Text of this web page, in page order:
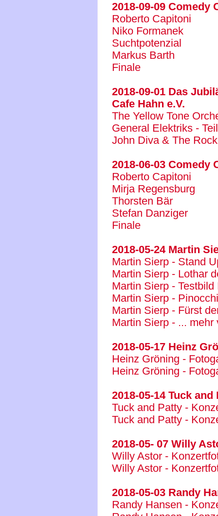
2018-09-09 Comedy
Roberto Capitoni
Niko Formanek
Suchtpotenzial
Markus Barth
Finale
2018-09-01 Das
Cafe Hahn e.V.
The Yellow Tone
General Elektriks -
John Diva & The
2018-06-03 Comedy
Roberto Capitoni
Mirja Regensburg
Thorsten Bär
Stefan Danziger
Finale
2018-05-24 Martin
Martin Sierp - Stand
Martin Sierp - Lothar
Martin Sierp - Testbild
Martin Sierp -
Martin Sierp - Fürst
Martin Sierp - ...
2018-05-17 Heinz
Heinz Gröning -
Heinz Gröning -
2018-05-14 Tuck and
Tuck and Patty -
Tuck and Patty -
2018-05- 07 Willy
Willy Astor -
Willy Astor -
2018-05-03 Randy
Randy Hansen -